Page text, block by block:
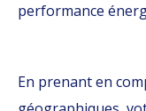
performance
En prenant en